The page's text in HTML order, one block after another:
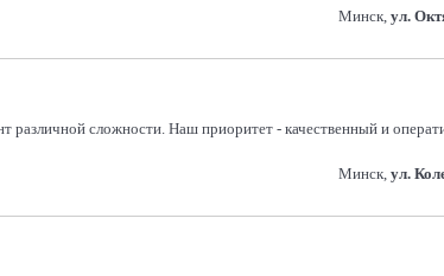
Минск, ул.
различной сложности. Наш приоритет - качественный и
Минск, ул.